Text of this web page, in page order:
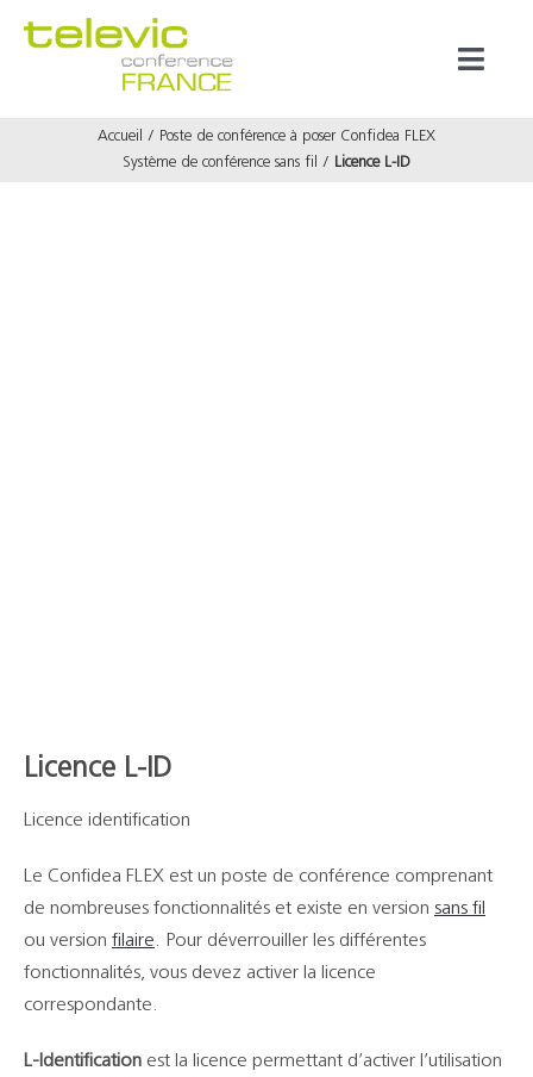
Accueil
Poste de conférence à poser Confidea FLEX
Système de conférence sans fil
Licence L-ID
Licence L-ID
Licence identification
Le Confidea FLEX est un poste de conférence comprenant
de nombreuses fonctionnalités et existe en version sans fil
ou version filaire. Pour déverrouiller les différentes
fonctionnalités, vous devez activer la licence
correspondante.
L-Identificationest la licence permettant d’activer l’utilisation